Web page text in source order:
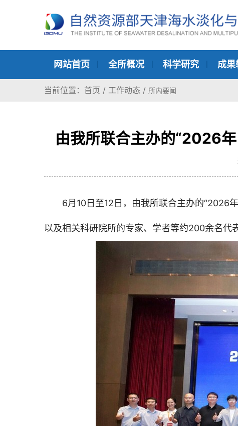
网站首页 全所概况 科学研究 成果
当前位置： 首页 / 工作动态 / 所内要闻
由我所联合主办的“2026
6月10日至12日，由我所联合主办的“2026
以及相关科研院所的专家、学者等约200余名代